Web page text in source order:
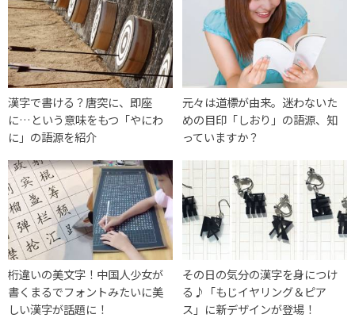
漢字で書ける？唐突に、即座
に…という意味をもつ「やにわ
に」の語源を紹介
元々は道標が由来。迷わないた
めの目印「しおり」の語源、知
っていますか？
桁違いの美文字！中国人少女が
書くまるでフォントみたいに美
しい漢字が話題に！
その日の気分の漢字を身につけ
る♪「もじイヤリング＆ピア
ス」に新デザインが登場！